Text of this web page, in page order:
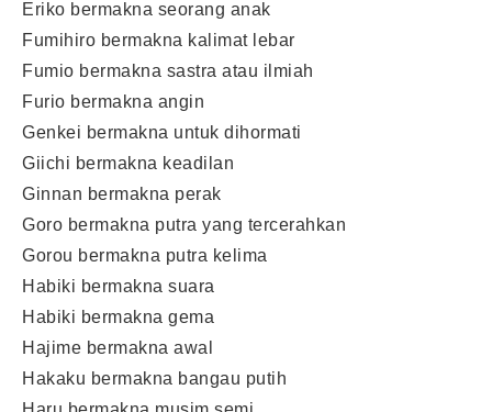
Eriko bermakna seorang anak
Fumihiro bermakna kalimat lebar
Fumio bermakna sastra atau ilmiah
Furio bermakna angin
Genkei bermakna untuk dihormati
Giichi bermakna keadilan
Ginnan bermakna perak
Goro bermakna putra yang tercerahkan
Gorou bermakna putra kelima
Habiki bermakna suara
Habiki bermakna gema
Hajime bermakna awal
Hakaku bermakna bangau putih